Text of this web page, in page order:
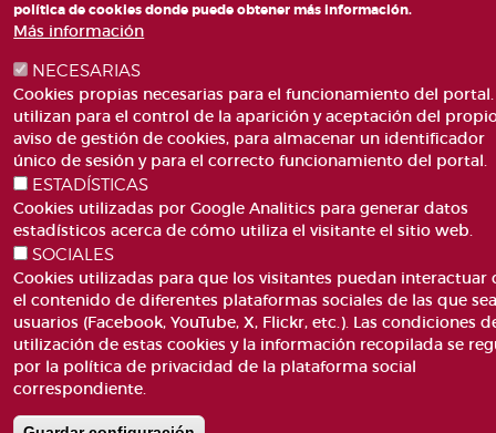
política de cookies donde puede obtener más información.
Más información
NECESARIAS
Cookies propias necesarias para el funcionamiento del portal.
utilizan para el control de la aparición y aceptación del
aviso de gestión de cookies, para almacenar un identificador
único de sesión y para el correcto funcionamiento del portal.
ESTADÍSTICAS
Cookies utilizadas por Google Analitics para generar datos
estadísticos acerca de cómo utiliza el visitante el sitio web.
SOCIALES
Cookies utilizadas para que los visitantes puedan interactuar
el contenido de diferentes plataformas sociales de las que
usuarios (Facebook, YouTube, X, Flickr, etc.). Las condiciones
utilización de estas cookies y la información recopilada se
por la política de privacidad de la plataforma social
correspondiente.